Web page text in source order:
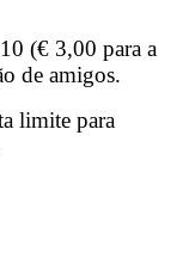
(€ 3,00 para a
de amigos.
limite para